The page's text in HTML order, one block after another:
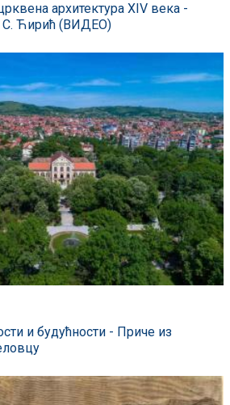
архитектура XIV века -
С. Ћирић (ВИДЕО)
и будућности - Приче из